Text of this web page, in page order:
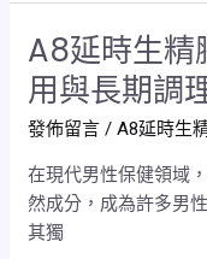
A8
延
時
生
精
膠
囊
A8延時生精
用與長期調
發佈留言 /A8延時生
在現代男性保健領域
然成分，成為許多男
其獨
A8
延
時
生
精
膠
囊
多